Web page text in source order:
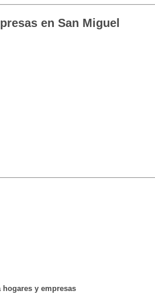
en San Miguel
y empresas